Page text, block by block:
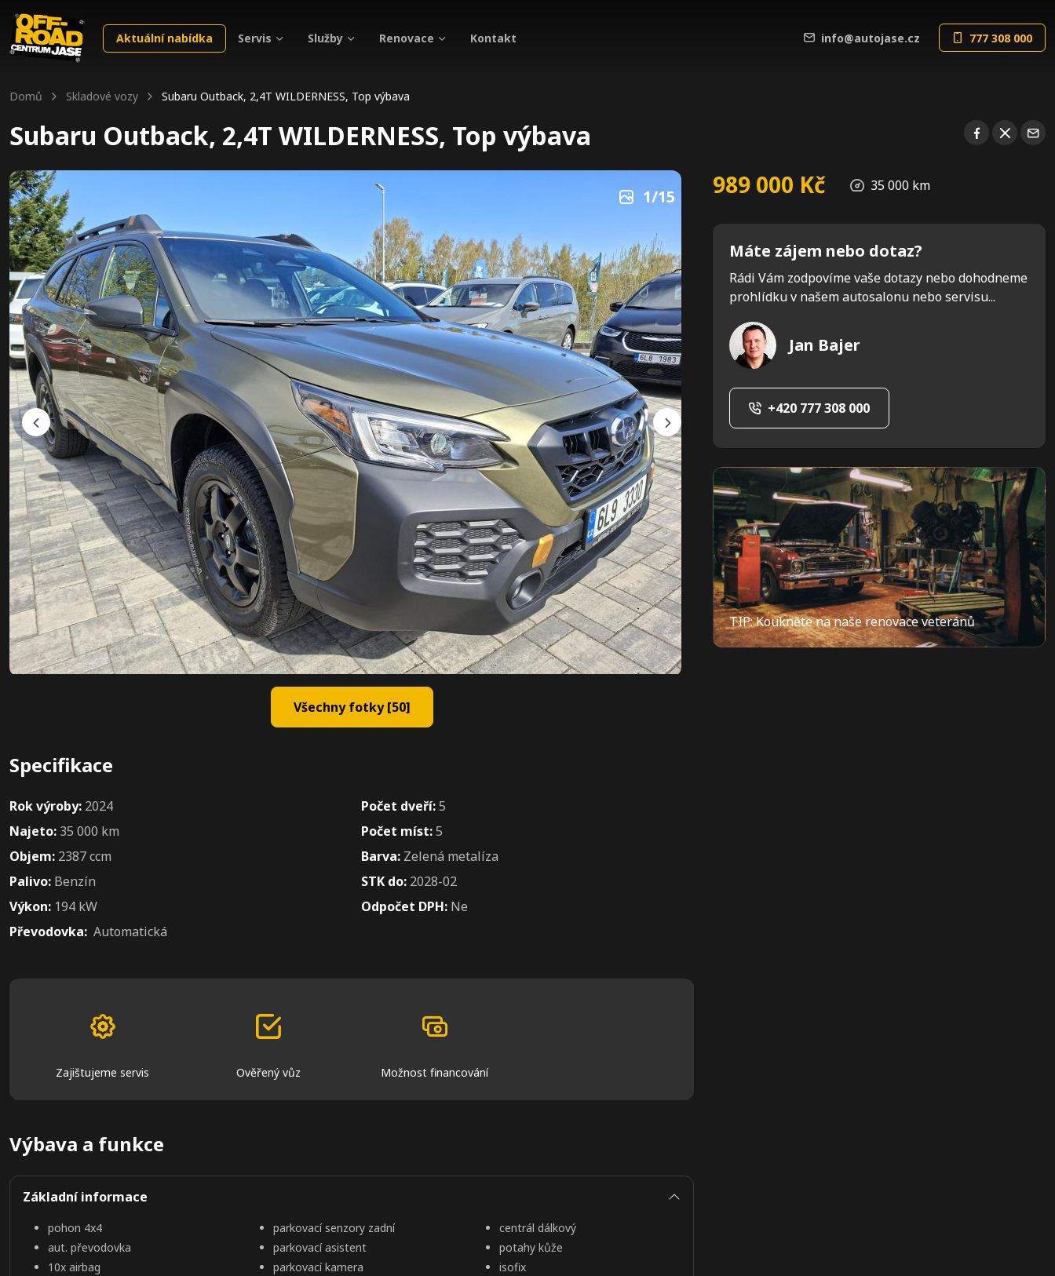
info@autojase.cz 777 308 000
Aktuální nabídka Servis Služby Renovace Kontakt
Domů Skladové vozy Subaru Outback, 2,4T WILDERNESS, Top výbava
Subaru Outback, 2,4T WILDERNESS, Top výbava
2/15
Všechny fotky [50]
Specifikace
Rok výroby: 2024
Najeto: 35 000 km
Objem: 2387 ccm
Palivo: Benzín
Výkon: 194 kW
Převodovka: Automatická
Počet dveří:5
Počet míst:5
Barva: Zelená metalíza
STK do: 2028-02
Odpočet DPH: Ne
Zajištujeme servis Ověřený vůz Možnost financování
Výbava a funkce
Základní informace
pohon 4x4
aut. převodovka
10x airbag
parkovací senzory zadní
parkovací asistent
parkovací kamera
centrál dálkový
potahy kůže
isofix
989 000 Kč 35 000 km
Máte zájem nebo dotaz?
Rádi Vám zodpovíme vaše dotazy nebo dohodneme
prohlídku v našem autosalonu nebo servisu...
Jan Bajer
+420 777 308 000
TIP: Koukněte na naše renovace veteránů